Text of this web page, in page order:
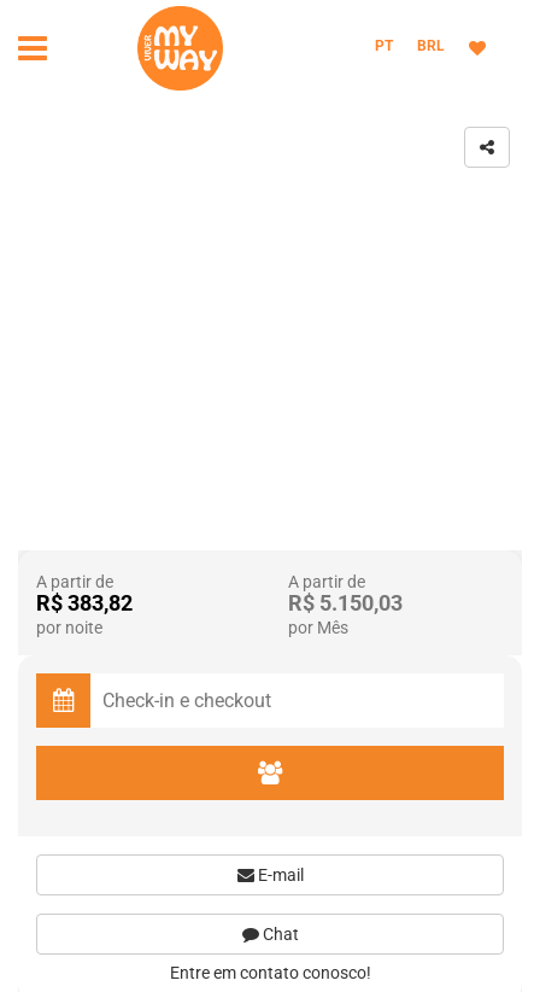
PT BRL
A partir de
R$ 383,82
por noite
A partir de
R$ 5.150,03
por Mês
E-mail
Chat
Entre em contato conosco!